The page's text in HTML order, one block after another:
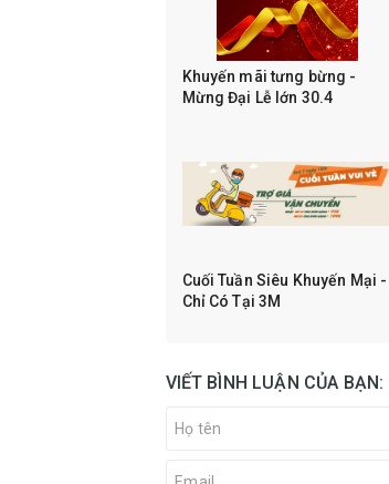
Khuyến mãi tưng bừng -
Mừng Đại Lễ lớn 30.4
Cuối Tuần Siêu Khuyến Mại -
Chỉ Có Tại 3M
VIẾT BÌNH LUẬN CỦA BẠN: